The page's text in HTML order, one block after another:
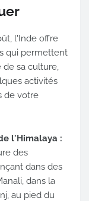
l'Inde offre
qui permettent
de sa culture,
activités
de votre
l'Himalaya :
des
dans des
dans la
au pied du